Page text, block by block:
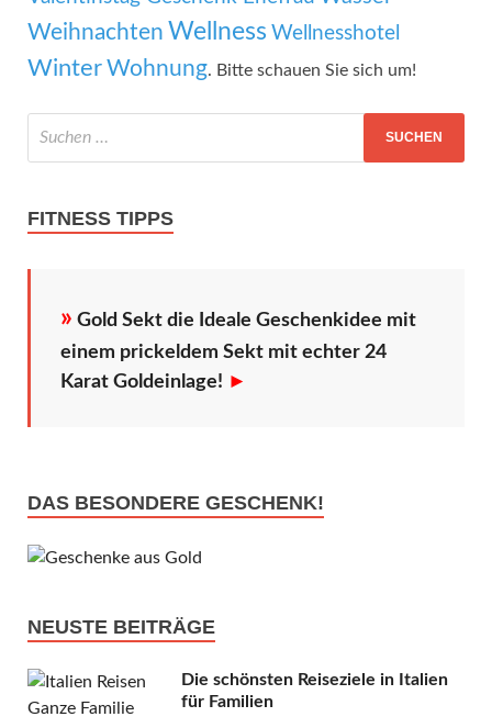
Weihnachten Wellness Wellnesshotel
WinterWohnung. Bitte schauen Sie sich um!
FITNESS TIPPS
» Gold Sekt die Ideale Geschenkidee mit
einem prickeldem Sekt mit echter 24
Karat Goldeinlage! ►
DAS BESONDERE GESCHENK!
NEUSTE BEITRÄGE
Die schönsten Reiseziele in Italien
für Familien